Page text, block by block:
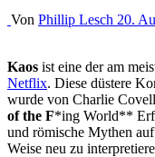
Von Phillip Lesch 20.
Kaos ist eine der am
Netflix. Diese düstere
wurde von Charlie
of the F*ing World**
und römische Mythen
Weise neu zu